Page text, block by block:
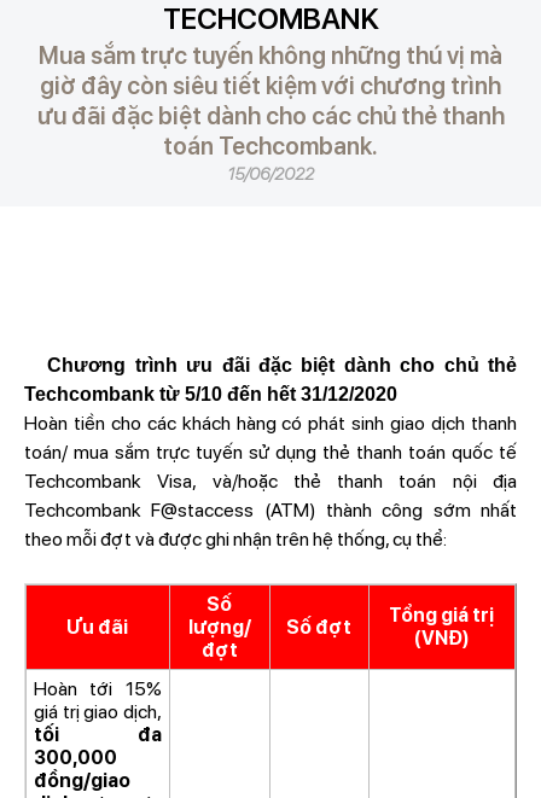
TECHCOMBANK
Mua sắm trực tuyến không những thú vị mà
giờ đây còn siêu tiết kiệm với chương trình
ưu đãi đặc biệt dành cho các chủ thẻ thanh
toán Techcombank.
15/06/2022
Chương trình ưu đãi đặc biệt dành cho chủ thẻ
Techcombank từ 5/10 đến hết 31/12/2020
Hoàn tiền cho các khách hàng có phát sinh giao dịch thanh
toán/ mua sắm trực tuyến sử dụng thẻ thanh toán quốc tế
Techcombank Visa, và/hoặc thẻ thanh toán nội địa
Techcombank F@staccess (ATM) thành công sớm nhất
theo mỗi đợt và được ghi nhận trên hệ thống, cụ thể:
Ưu đãi
Số
lượng/
đợt
Số đợt
Tổng giá trị
(VNĐ)
Hoàn tới 15%
giá trị giao dịch,
tối đa
300,000
đồng/giao